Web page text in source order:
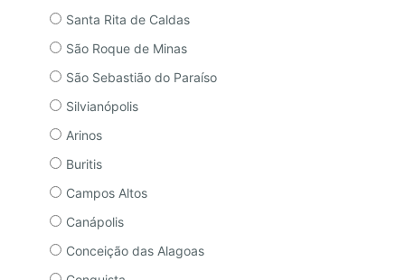
Santa Rita de Caldas
São Roque de Minas
São Sebastião do Paraíso
Silvianópolis
Arinos
Buritis
Campos Altos
Canápolis
Conceição das Alagoas